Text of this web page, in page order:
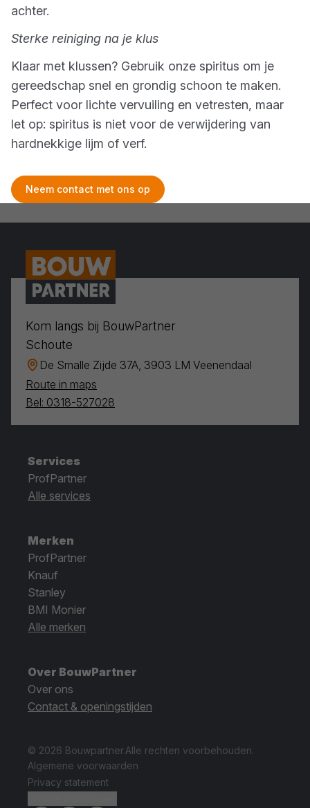
achter.
Sterke reiniging na je klus
Klaar met klussen? Gebruik onze spiritus om je
gereedschap snel en grondig schoon te maken.
Perfect voor lichte vervuiling en vetresten, maar
let op: spiritus is niet voor de verwijdering van
hardnekkige lijm of verf.
Neem contact met ons op
Kom langs bij BouwPartner
Schoute
De Smalle Zijde 37A, 3903 LM Veenendaal
Route in maps
Bel: 0318-527028
Services
ProfPartner
Alle services
Merken
ProfPartner
Knauf
Stanley
BMI Monier
Alle merken
Over BouwPartner
Over ons
Contact & openingstijden
© 2026 Bouwpartner.Alle rechten voorbehouden.
Algemene voorwaarden
Privacy statement